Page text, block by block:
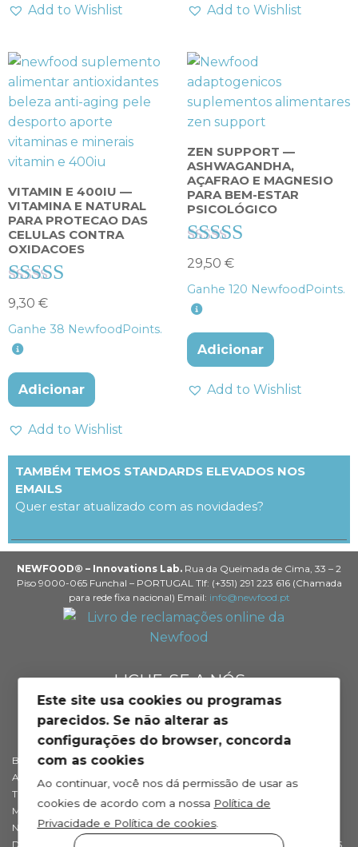
Add to Wishlist Add to Wishlist
VITAMIN E 400IU —
VITAMINA E NATURAL
PARA PROTECAO DAS
CELULAS CONTRA
OXIDACOES
Avaliação
4.33
de 5
9,30 €
Ganhe 38 NewfoodPoints.
Adicionar
Add to Wishlist
ZEN SUPPORT —
ASHWAGANDHA,
AÇAFRAO E MAGNESIO
PARA BEM-ESTAR
PSICOLÓGICO
Avaliação
4.44
de 5
29,50 €
Ganhe 120 NewfoodPoints.
Adicionar
Add to Wishlist
TAMBÉM TEMOS STANDARDS ELEVADOS NOS
EMAILS
Quer estar atualizado com as novidades?
NEWFOOD® – Innovations Lab. Rua da Queimada de Cima, 33 – 2
Piso 9000-065 Funchal – PORTUGAL Tlf: (+351) 291 223 616 (Chamada
para rede fixa nacional) Email: info@newfood.pt
LIGUE-SE A NÓS
BLOG DE SAÚDE
APOIO AO CLIENTE
TROCAS E DEVOLUÇÕES
MÉTODOS DE PAGAMENTO
NEWFOOD® POINTS
DEP. TÉCNICO
PROFISSIONAIS
DISTRIBUIDORES
RETAILERS
INTERNATIONAL DISTRIBUTORS
Este site usa cookies ou programas
parecidos. Se não alterar as
configurações do browser, concorda
com as cookies
Ao continuar, você nos dá permissão de usar as
cookies de acordo com a nossa Política de
Privacidade e Política de cookies.